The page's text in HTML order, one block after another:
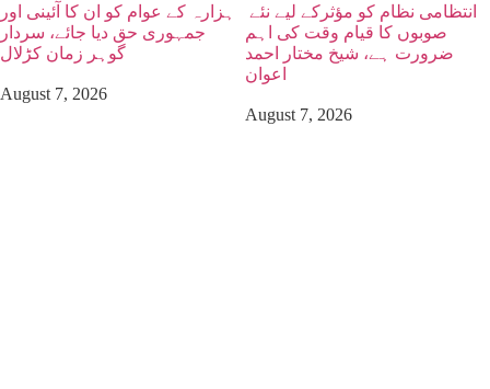
ہزارہ کے عوام کو ان کا آئینی اور
جمہوری حق دیا جائے، سردار
گوہر زمان کڑلال
August 7, 2026
صوبوں کا قیام وقت کی اہم
ضرورت ہے، شیخ مختار احمد
اعوان
August 7, 2026